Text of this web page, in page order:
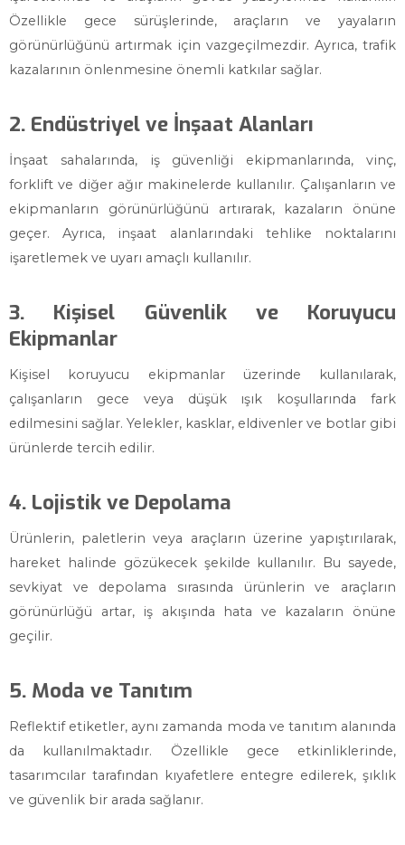
Özellikle gece sürüşlerinde, araçların ve yayaların
görünürlüğünü artırmak için vazgeçilmezdir. Ayrıca, trafik
kazalarının önlenmesine önemli katkılar sağlar.
2. Endüstriyel ve İnşaat Alanları
İnşaat sahalarında, iş güvenliği ekipmanlarında, vinç,
forklift ve diğer ağır makinelerde kullanılır. Çalışanların ve
ekipmanların görünürlüğünü artırarak, kazaların önüne
geçer. Ayrıca, inşaat alanlarındaki tehlike noktalarını
işaretlemek ve uyarı amaçlı kullanılır.
3. Kişisel Güvenlik ve Koruyucu
Ekipmanlar
Kişisel koruyucu ekipmanlar üzerinde kullanılarak,
çalışanların gece veya düşük ışık koşullarında fark
edilmesini sağlar. Yelekler, kasklar, eldivenler ve botlar gibi
ürünlerde tercih edilir.
4. Lojistik ve Depolama
Ürünlerin, paletlerin veya araçların üzerine yapıştırılarak,
hareket halinde gözükecek şekilde kullanılır. Bu sayede,
sevkiyat ve depolama sırasında ürünlerin ve araçların
görünürlüğü artar, iş akışında hata ve kazaların önüne
geçilir.
5. Moda ve Tanıtım
Reflektif etiketler, aynı zamanda moda ve tanıtım alanında
da kullanılmaktadır. Özellikle gece etkinliklerinde,
tasarımcılar tarafından kıyafetlere entegre edilerek, şıklık
ve güvenlik bir arada sağlanır.